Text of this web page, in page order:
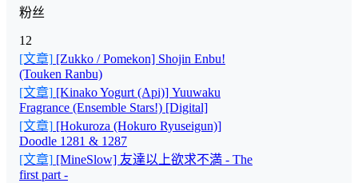
粉丝
12
[文章] [Zukko / Pomekon] Shojin Enbu!
(Touken Ranbu)
[文章] [Kinako Yogurt (Api)] Yuuwaku
Fragrance (Ensemble Stars!) [Digital]
[文章] [Hokuroza (Hokuro Ryuseigun)]
Doodle 1281 & 1287
[文章] [MineSlow] 友達以上欲求不満 - The
first part -